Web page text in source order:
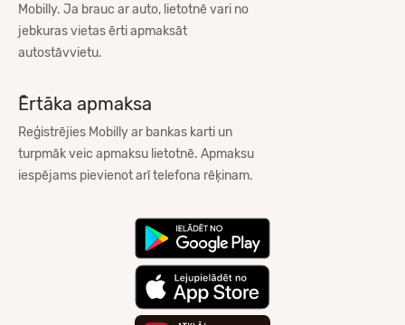
Mobilly. Ja brauc ar auto, lietotnē vari no
jebkuras vietas ērti apmaksāt
autostāvvietu.
Ērtāka apmaksa
Reģistrējies Mobilly ar bankas karti un
turpmāk veic apmaksu lietotnē. Apmaksu
iespējams pievienot arī telefona rēķinam.